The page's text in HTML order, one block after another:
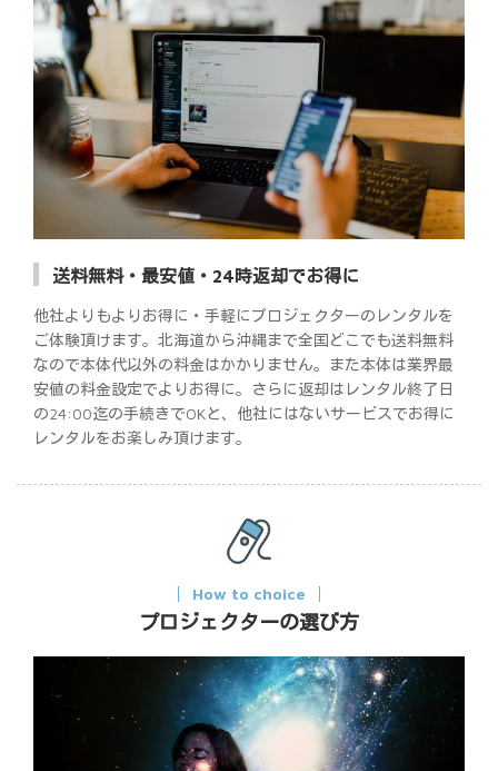
送料無料・最安値・24時返却でお得に
他社よりもよりお得に・手軽にプロジェクターのレンタルを
ご体験頂けます。北海道から沖縄まで全国どこでも送料無料
なので本体代以外の料金はかかりません。また本体は業界最
安値の料金設定でよりお得に。さらに返却はレンタル終了日
の24:00迄の手続きでOKと、他社にはないサービスでお得に
レンタルをお楽しみ頂けます。
How to choice
プロジェクターの選び方